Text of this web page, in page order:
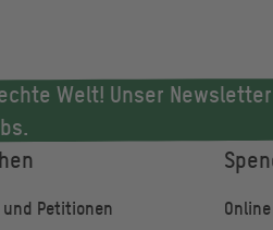
Welt! Unser
Petitionen